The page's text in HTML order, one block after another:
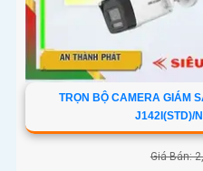
TRỌN BỘ CAMERA GIÁM
J142I(STD)/
Giá Bán: